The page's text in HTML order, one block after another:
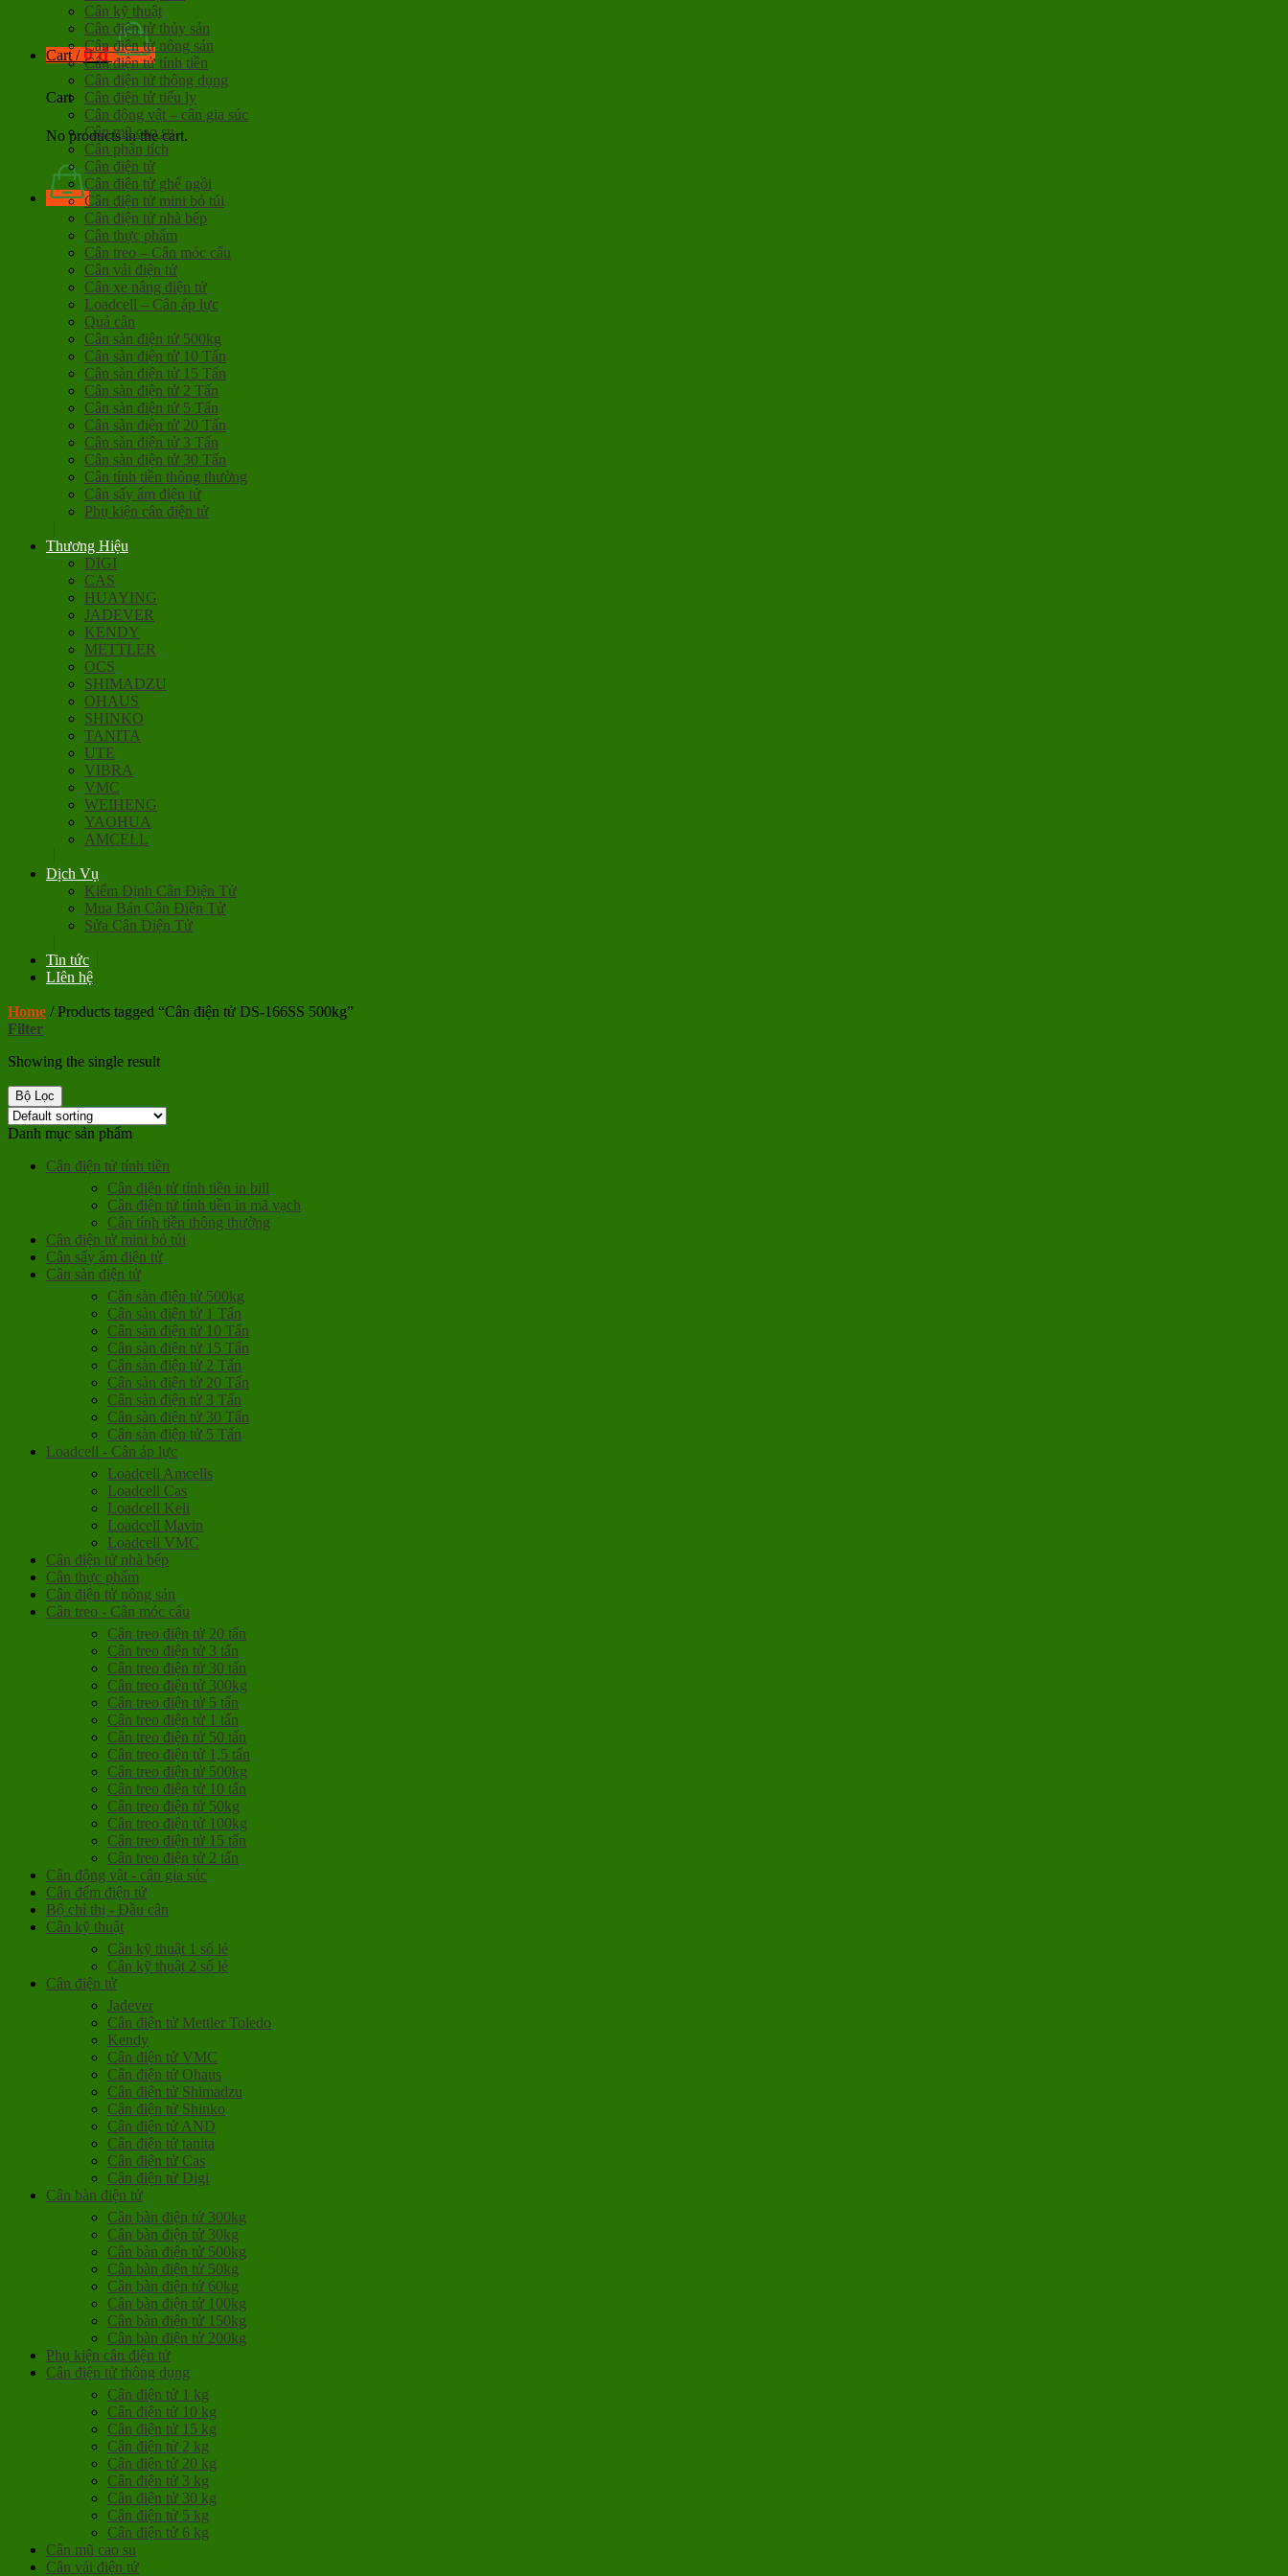
Cart /0đ
Cart
No products in the cart.
Cân kỹ thuật
Cân điện tử thủy sản
Cân điện tử nông sản
Cân điện tử tính tiền
Cân điện tử thông dụng
Cân điện tử tiểu ly
Cân động vật – cân gia súc
Cân mũ cao su
Cân phân tích
Cân điện tử
Cân điện tử ghế ngồi
Cân điện tử mini bỏ túi
Cân điện tử nhà bếp
Cân thực phẩm
Cân treo – Cân móc cẩu
Cân vải điện tử
Cân xe nâng điện tử
Loadcell – Cân áp lực
Quả cân
Cân sàn điện tử 500kg
Cân sàn điện tử 10 Tấn
Cân sàn điện tử 15 Tấn
Cân sàn điện tử 2 Tấn
Cân sàn điện tử 5 Tấn
Cân sàn điện tử 20 Tấn
Cân sàn điện tử 3 Tấn
Cân sàn điện tử 30 Tấn
Cân tính tiền thông thường
Cân sấy ẩm điện tử
Phụ kiện cân điện tử
Thương Hiệu
DIGI
CAS
HUAYING
JADEVER
KENDY
METTLER
OCS
SHIMADZU
OHAUS
SHINKO
TANITA
UTE
VIBRA
VMC
WEIHENG
YAOHUA
AMCELL
Dịch Vụ
Kiểm Định Cân Điện Tử
Mua Bán Cân Điện Tử
Sửa Cân Điện Tử
Tin tức
LIên hệ
Home /Products tagged “Cân điện tử DS-166SS 500kg”
Filter
Showing the single result
Bộ Lọc
Danh mục sản phẩm
Cân điện tử tính tiền
Cân điện tử tính tiền in bill
Cân điện tử tính tiền in mã vạch
Cân tính tiền thông thường
Cân điện tử mini bỏ túi
Cân sấy ẩm điện tử
Cân sàn điện tử
Cân sàn điện tử 500kg
Cân sàn điện tử 1 Tấn
Cân sàn điện tử 10 Tấn
Cân sàn điện tử 15 Tấn
Cân sàn điện tử 2 Tấn
Cân sàn điện tử 20 Tấn
Cân sàn điện tử 3 Tấn
Cân sàn điện tử 30 Tấn
Cân sàn điện tử 5 Tấn
Loadcell - Cân áp lực
Loadcell Amcells
Loadcell Cas
Loadcell Keli
Loadcell Mavin
Loadcell VMC
Cân điện tử nhà bếp
Cân thực phẩm
Cân điện tử nông sản
Cân treo - Cân móc cẩu
Cân treo điện tử 20 tấn
Cân treo điện tử 3 tấn
Cân treo điện tử 30 tấn
Cân treo điện tử 300kg
Cân treo điện tử 5 tấn
Cân treo điện tử 1 tấn
Cân treo điện tử 50 tấn
Cân treo điện tử 1,5 tấn
Cân treo điện tử 500kg
Cân treo điện tử 10 tấn
Cân treo điện tử 50kg
Cân treo điện tử 100kg
Cân treo điện tử 15 tấn
Cân treo điện tử 2 tấn
Cân động vật - cân gia súc
Cân đếm điện tử
Bộ chỉ thị - Đầu cân
Cân kỹ thuật
Cân kỹ thuật 1 số lẻ
Cân kỹ thuật 2 số lẻ
Cân điện tử
Jadever
Cân điện tử Mettler Toledo
Kendy
Cân điện tử VMC
Cân điện tử Ohaus
Cân điện tử Shimadzu
Cân điện tử Shinko
Cân điện tử AND
Cân điện tử tanita
Cân điện tử Cas
Cân điện tử Digi
Cân bàn điện tử
Cân bàn điện tử 300kg
Cân bàn điện tử 30kg
Cân bàn điện tử 500kg
Cân bàn điện tử 50kg
Cân bàn điện tử 60kg
Cân bàn điện tử 100kg
Cân bàn điện tử 150kg
Cân bàn điện tử 200kg
Phụ kiện cân điện tử
Cân điện tử thông dụng
Cân điện tử 1 kg
Cân điện tử 10 kg
Cân điện tử 15 kg
Cân điện tử 2 kg
Cân điện tử 20 kg
Cân điện tử 3 kg
Cân điện tử 30 kg
Cân điện tử 5 kg
Cân điện tử 6 kg
Cân mũ cao su
Cân vải điện tử